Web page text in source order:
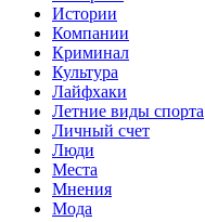
Истории
Компании
Криминал
Культура
Лайфхаки
Летние виды спорта
Личный счет
Люди
Места
Мнения
Мода